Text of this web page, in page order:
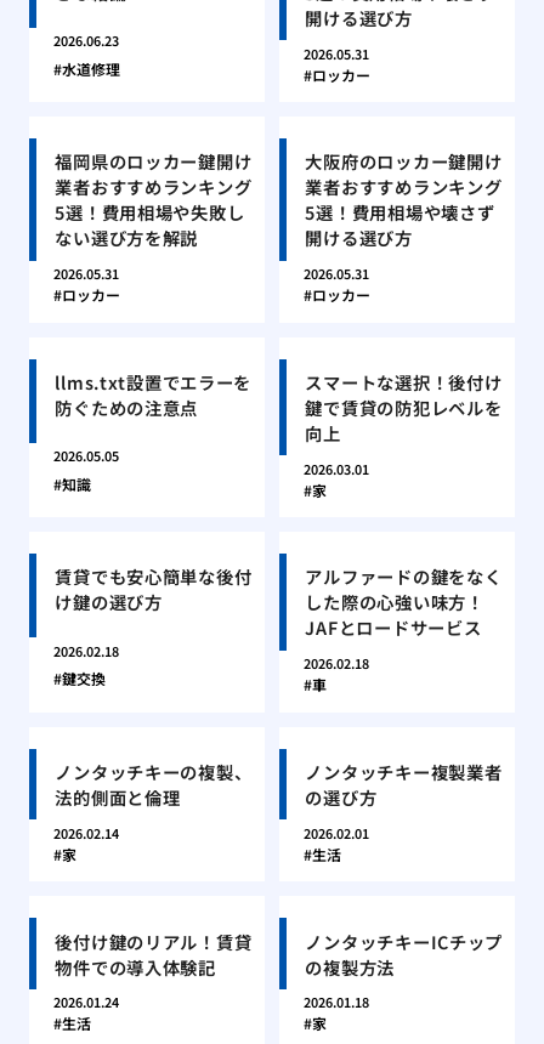
2026.06.23
水道修理
開ける選び方
2026.05.31
ロッカー
福岡県のロッカー鍵開け
業者おすすめランキング
5選！費用相場や失敗し
ない選び方を解説
2026.05.31
ロッカー
大阪府のロッカー鍵開け
業者おすすめランキング
5選！費用相場や壊さず
開ける選び方
2026.05.31
ロッカー
llms.txt設置でエラーを
防ぐための注意点
2026.05.05
知識
スマートな選択！後付け
鍵で賃貸の防犯レベルを
向上
2026.03.01
家
賃貸でも安心簡単な後付
け鍵の選び方
2026.02.18
鍵交換
アルファードの鍵をなく
した際の心強い味方！
JAFとロードサービス
2026.02.18
車
ノンタッチキーの複製、
法的側面と倫理
2026.02.14
家
ノンタッチキー複製業者
の選び方
2026.02.01
生活
後付け鍵のリアル！賃貸
物件での導入体験記
2026.01.24
生活
ノンタッチキーICチップ
の複製方法
2026.01.18
家